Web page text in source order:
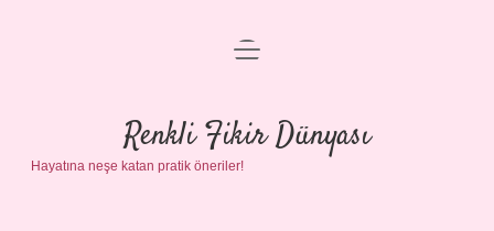
Anasayfa
Gizlilik Politikası
Yasal Uyarı
menüyü
Renkli Fikir Dünyası
Hayatına neşe katan pratik öneriler!